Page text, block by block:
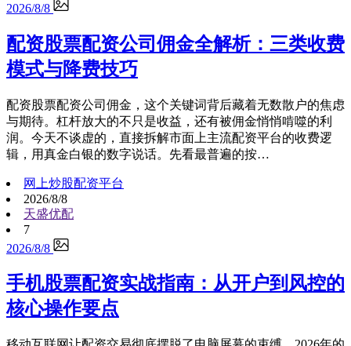
2026/8/8
配资股票配资公司佣金全解析：三类收费
模式与降费技巧
配资股票配资公司佣金，这个关键词背后藏着无数散户的焦虑
与期待。杠杆放大的不只是收益，还有被佣金悄悄啃噬的利
润。今天不谈虚的，直接拆解市面上主流配资平台的收费逻
辑，用真金白银的数字说话。先看最普遍的按…
网上炒股配资平台
2026/8/8
天盛优配
7
2026/8/8
手机股票配资实战指南：从开户到风控的
核心操作要点